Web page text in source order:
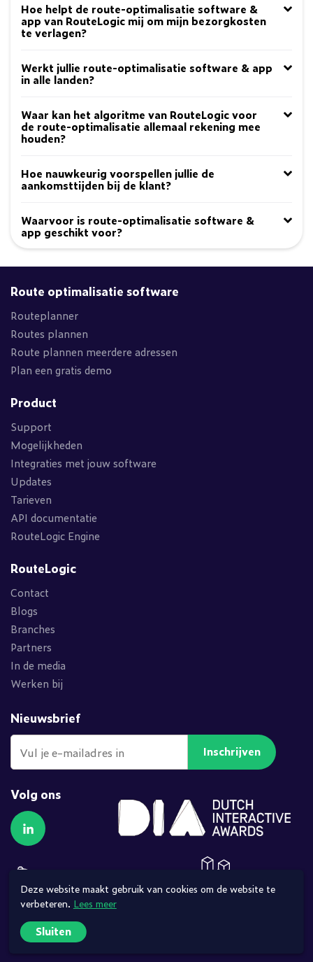
Deze website maakt gebruik van cookies om de website te
verbeteren. Lees meer
Sluiten
Hoe helpt de route-optimalisatie software &
app van RouteLogic mij om mijn bezorgkosten
te verlagen?
Werkt jullie route-optimalisatie software & app
in alle landen?
Waar kan het algoritme van RouteLogic voor
de route-optimalisatie allemaal rekening mee
houden?
Hoe nauwkeurig voorspellen jullie de
aankomsttijden bij de klant?
Waarvoor is route-optimalisatie software &
app geschikt voor?
Route optimalisatie software
Routeplanner
Routes plannen
Route plannen meerdere adressen
Plan een gratis demo
Product
Support
Mogelijkheden
Integraties met jouw software
Updates
Tarieven
API documentatie
RouteLogic Engine
RouteLogic
Contact
Blogs
Branches
Partners
In de media
Werken bij
Nieuwsbrief
Inschrijven
Volg ons
Volg ons op LinkedIn
© 2026 •Privacy verklaring